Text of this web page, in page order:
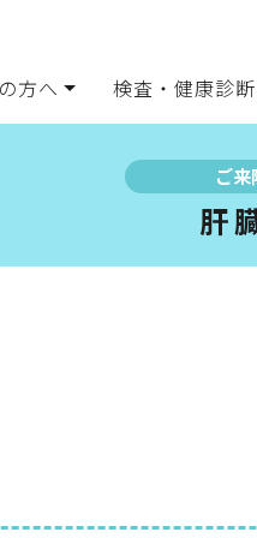
方へ 検査・健康診断
ご来
肝